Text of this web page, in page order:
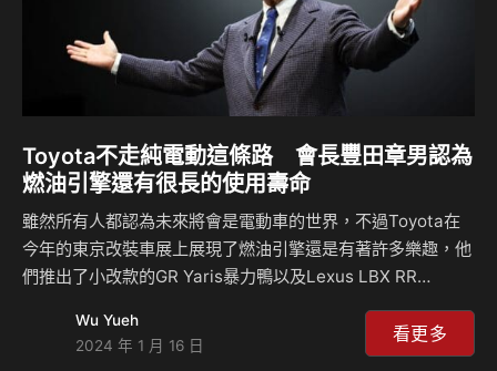
Toyota不走純電動這條路 會長豐田章男認為
燃油引擎還有很長的使用壽命
雖然所有人都認為未來將會是電動車的世界，不過Toyota在
今年的東京改裝車展上展現了燃油引擎還是有著許多樂趣，他
們推出了小改款的GR Yaris暴力鴨以及Lexus LBX RR
而現在Toyota會長豐田章男也直接表示，他們並沒有放棄燃
油引擎的開發，而且他相信引擎還會存在很長一段時間。 許
Wu Yueh
2024 年 1 月 16 日
看更多